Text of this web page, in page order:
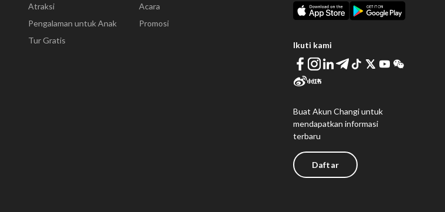
Atraksi
Pengalaman untuk Anak
Tur Gratis
Acara
Promosi
Ikuti kami
Buat Akun Changi untuk
mendapatkan informasi
terbaru
Daftar